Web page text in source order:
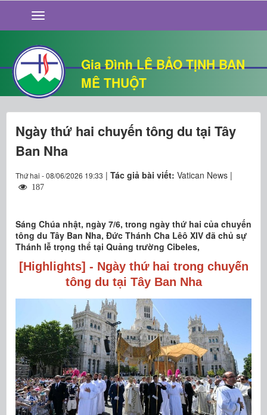
Gia Đình LÊ BẢO TỊNH BAN
MÊ THUỘT
GIỚI THIỆU
TIN TỨC
SỐNG ĐẠO
CHUYỆN NHÀ
QUÁN VĂN
THƯ GIÃN
Ngày thứ hai chuyến tông du tại Tây
Ban Nha
Thứ hai - 08/06/2026 19:33 | Tác giả bài viết: Vatican News |
187
Sáng Chúa nhật, ngày 7/6, trong ngày thứ hai của chuyến
tông du Tây Ban Nha, Đức Thánh Cha Lêô XIV đã chủ sự
Thánh lễ trọng thể tại Quảng trường Cibeles,
[Highlights] - Ngày thứ hai trong chuyến
tông du tại Tây Ban Nha